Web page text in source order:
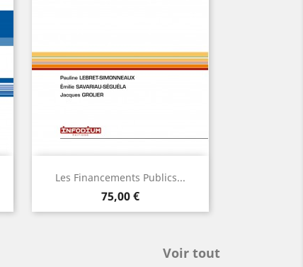
Les Financements Publics...
Prix
75,00 €
 Aperçu
AJOUTER
Voir tout